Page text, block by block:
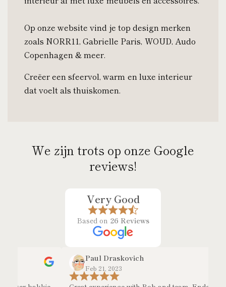
Op onze website vind je top design merken
zoals NORR11, Gabrielle Paris, WOUD, Audo
Copenhagen & meer.
Creëer een sfeervol, warm en luxe interieur
dat voelt als thuiskomen.
We zijn trots op onze Google
reviews!
Very Good
Based on 26 Reviews
Paul Draskovich
Feb 21, 2023